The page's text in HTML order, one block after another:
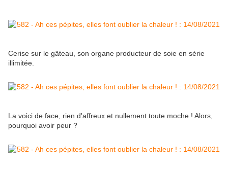
Cerise sur le gâteau, son organe producteur de soie en série
illimitée.
La voici de face, rien d'affreux et nullement toute moche ! Alors,
pourquoi avoir peur ?